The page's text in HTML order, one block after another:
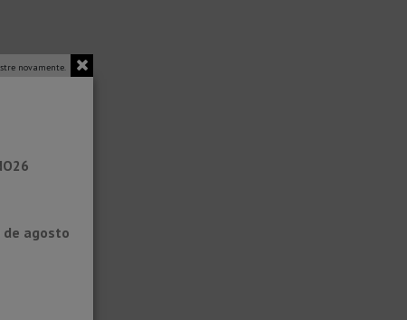
novamente.
agosto